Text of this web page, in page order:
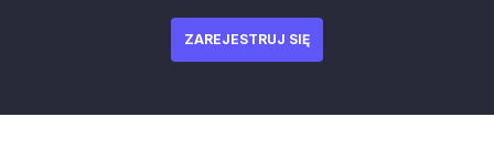
ZAREJESTRUJ SIĘ